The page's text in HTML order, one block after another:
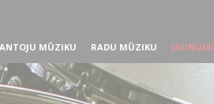
MŪZIKU RADU MŪZIKU JAUNUMI